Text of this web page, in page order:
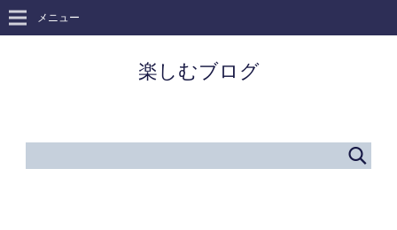
楽しむブログ
メニュー